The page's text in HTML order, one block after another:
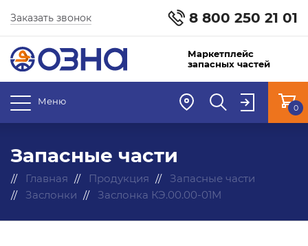
8 800 250 21 01
Заказать звонок
Маркетплейс
запасных частей
Меню
0
Запасные части
Главная Продукция
Запасные части
Заслонки
Заслонка КЭ.00.00-01М